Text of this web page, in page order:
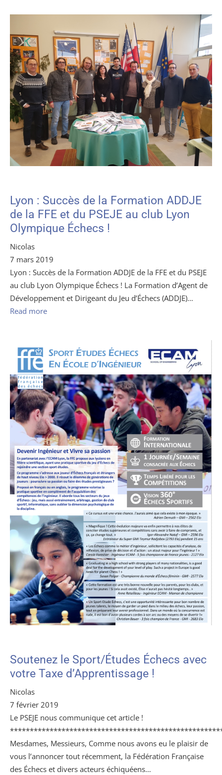
Lyon : Succès de la Formation ADDJE
de la FFE et du PSEJE au club Lyon
Olympique Échecs !
Nicolas
7 mars 2019
Lyon : Succès de la Formation ADDJE de la FFE et du PSEJE
au club Lyon Olympique Échecs ! La Formation d’Agent de
Développement et Dirigeant du Jeu d’Échecs (ADDJE)…
Read more
Soutenez le Sport/Études Échecs avec
votre Taxe d’Apprentissage !
Nicolas
7 février 2019
Le PSEJE nous communique cet article !
Mesdames, Messieurs, Comme nous avons eu le plaisir de
vous l’annoncer tout récemment, la Fédération Française
des Échecs et divers acteurs échiquéens…